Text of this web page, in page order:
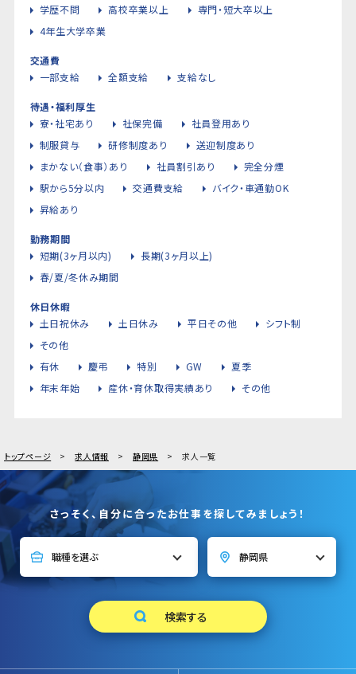
学歴不問 高校卒業以上
専門・短大卒以上
4年生大学卒業
交通費
一部支給
全額支給 支給なし
待遇・福利厚生
寮・社宅あり
社保完備
社員登用あり
制服貸与
研修制度あり
送迎制度あり
まかない（食事）あり
社員割引あり
完全分煙
駅から5分以内
交通費支給
バイク・車通勤OK
昇給あり
勤務期間
短期(3ヶ月以内)
長期(3ヶ月以上)
春/夏/冬休み期間
休日休暇
土日祝休み
土日休み 平日その他
シフト制
その他
有休
慶弔 特別 GW
夏季
年末年始
産休・育休取得実績あり その他
トップページ 求人情報 静岡県 求人一覧
さっそく、自分に合ったお仕事を探してみましょう！